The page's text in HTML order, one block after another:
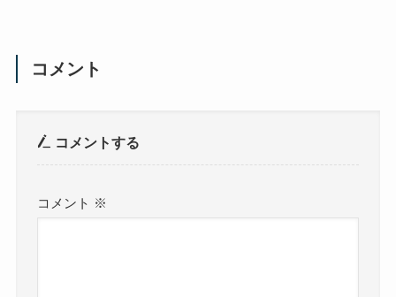
コメント
コメントする
コメント ※